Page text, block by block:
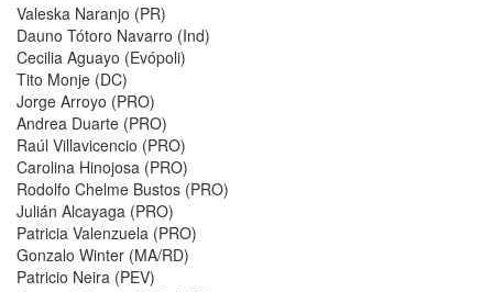
Valeska Naranjo (PR)
Dauno Tótoro Navarro (Ind)
Cecilia Aguayo (Evópoli)
Tito Monje (DC)
Jorge Arroyo (PRO)
Andrea Duarte (PRO)
Raúl Villavicencio (PRO)
Carolina Hinojosa (PRO)
Rodolfo Chelme Bustos (PRO)
Julián Alcayaga (PRO)
Patricia Valenzuela (PRO)
Gonzalo Winter (MA/RD)
Patricio Neira (PEV)